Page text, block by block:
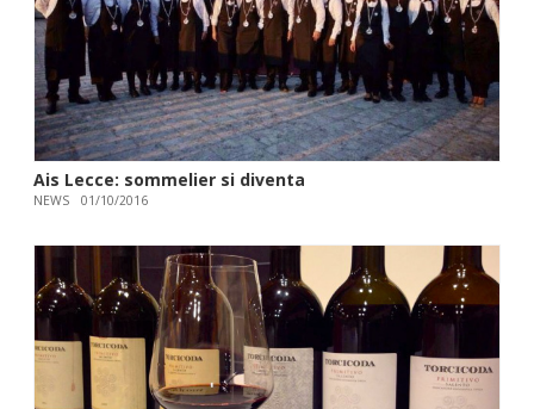
Ais Lecce: sommelier si diventa
NEWS 01/10/2016